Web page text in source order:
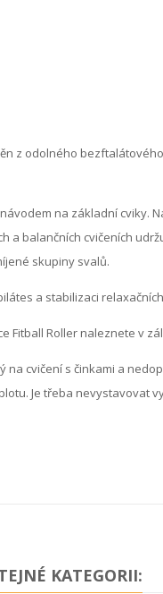
z odolného
na základní cviky.
a balančních cvičeních
skupiny svalů.
a stabilizaci
Fitball Roller naleznete v
na cvičení s činkami a
Je třeba nevystavovat
KATEGORII: